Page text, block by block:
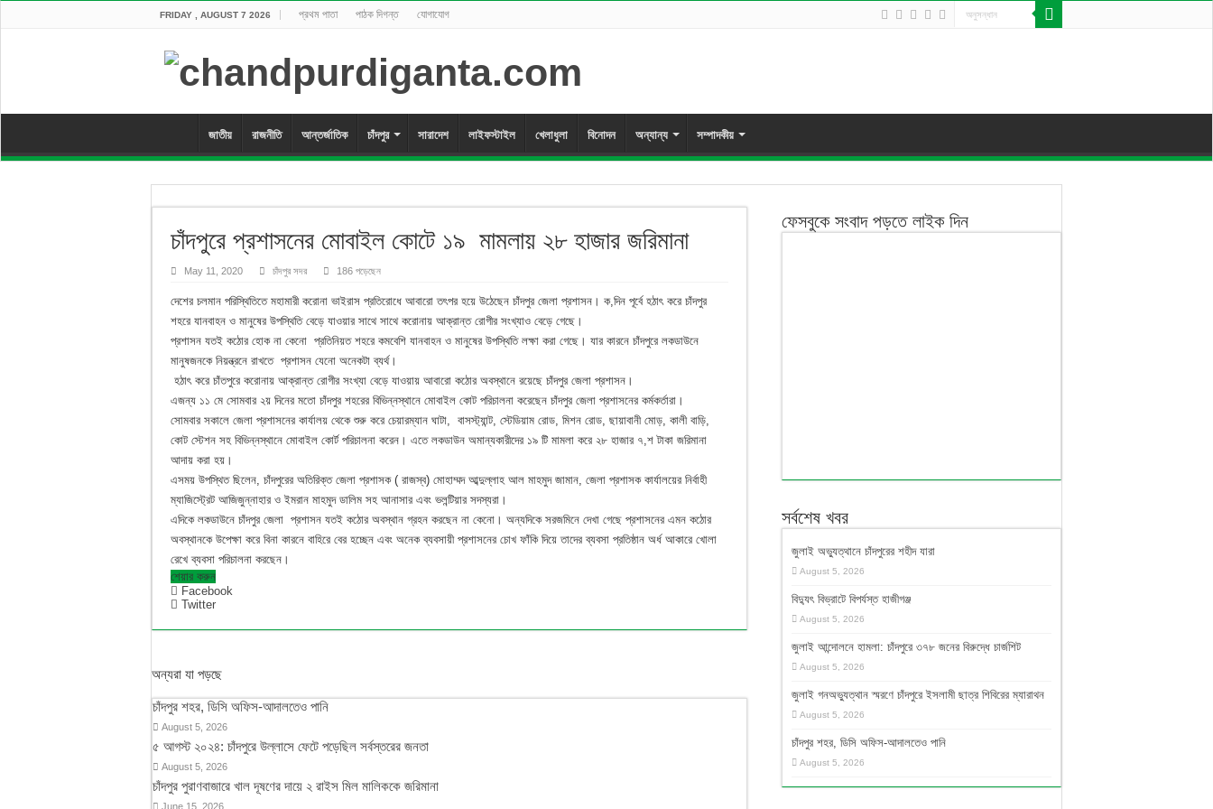
FRIDAY , AUGUST 7 2026 প্রথম পাতা পাঠক দিগন্ত যোগাযোগ
জাতীয় রাজনীতি আন্তর্জাতিক চাঁদপুর সারাদেশ লাইফস্টাইল খেলাধুলা বিনোদন অন্যান্য সম্পাদকীয়
চাঁদপুরে প্রশাসনের মোবাইল কোটে ১৯ মামলায় ২৮ হাজার জরিমানা
May 11, 2020 চাঁদপুর সদর 186 পড়েছেন
দেশের চলমান পরিস্থিতিতে মহামারী করোনা ভাইরাস প্রতিরোধে আবারো তৎপর হয়ে উঠেছেন চাঁদপুর জেলা প্রশাসন। ক,দিন পূর্বে হঠাৎ করে চাঁদপুর
শহরে যানবাহন ও মানুষের উপস্থিতি বেড়ে যাওয়ার সাথে সাথে করোনায় আক্রান্ত রোগীর সংখ্যাও বেড়ে গেছে।
প্রশাসন যতই কঠোর হোক না কেনো প্রতিনিয়ত শহরে কমবেশি যানবাহন ও মানুষের উপস্থিতি লক্ষা করা গেছে। যার কারনে চাঁদপুরে লকডাউনে
মানুষজনকে নিয়ন্ত্রনে রাখতে প্রশাসন যেনো অনেকটা ব্যর্থ।
হঠাৎ করে চাঁতপুরে করোনায় আক্রান্ত রোগীর সংখ্যা বেড়ে যাওয়ায় আবারো কঠোর অবস্থানে রয়েছে চাঁদপুর জেলা প্রশাসন।
এজন্য ১১ মে সোমবার ২য় দিনের মতো চাঁদপুর শহরের বিভিন্নস্থানে মোবাইল কোট পরিচালনা করেছেন চাঁদপুর জেলা প্রশাসনের কর্মকর্তারা।
সোমবার সকালে জেলা প্রশাসনের কার্যালয় থেকে শুরু করে চেয়ারম্যান ঘাটা, বাসস্ট্যান্ট, স্টেডিয়াম রোড, মিশন রোড, ছায়াবানী মোড়, কালী বাড়ি,
কোট স্টেশন সহ বিভিন্নস্থানে মোবাইল কোর্ট পরিচালনা করেন। এতে লকডাউন অমান্যকারীদের ১৯ টি মামলা করে ২৮ হাজার ৭,শ টাকা জরিমানা
আদায় করা হয়।
এসময় উপস্থিত ছিলেন, চাঁদপুরের অতিরিক্ত জেলা প্রশাসক ( রাজস্ব) মোহাম্মদ আব্দুল্লাহ আল মাহমুদ জামান, জেলা প্রশাসক কার্যালয়ের নির্বাহী
ম্যাজিস্ট্রেট আজিজুন্নাহার ও ইমরান মাহমুদ ডালিম সহ আনাসার এবং ভলন্টিয়ার সদস্যরা।
এদিকে লকডাউনে চাঁদপুর জেলা প্রশাসন যতই কঠোর অবস্থান গ্রহন করছেন না কেনো। অন্যদিকে সরজমিনে দেখা গেছে প্রশাসনের এমন কঠোর
অবস্থানকে উপেক্ষা করে বিনা কারনে বাহিরে বের হচ্ছেন এবং অনেক ব্যবসায়ী প্রশাসনের চোখ ফাঁকি দিয়ে তাদের ব্যবসা প্রতিষ্ঠান অর্ধ আকারে খোলা
রেখে ব্যবসা পরিচালনা করছেন।
শেয়ার করুন
Facebook
Twitter
অন্যরা যা পড়ছে
চাঁদপুর শহর, ডিসি অফিস-আদালতেও পানি
August 5, 2026
৫ আগস্ট ২০২৪: চাঁদপুরে উল্লাসে ফেটে পড়েছিল সর্বস্তরের জনতা
August 5, 2026
চাঁদপুর পুরাণবাজারে খাল দূষণের দায়ে ২ রাইস মিল মালিককে জরিমানা
June 15, 2026
ফেসবুকে সংবাদ পড়তে লাইক দিন
সর্বশেষ খবর
জুলাই অভ্যুত্থানে চাঁদপুরের শহীদ যারা
August 5, 2026
বিদ্যুৎ বিভ্রাটে বিপর্যস্ত হাজীগঞ্জ
August 5, 2026
জুলাই আন্দোলনে হামলা: চাঁদপুরে ৩৭৮ জনের বিরুদ্ধে চার্জশিট
August 5, 2026
জুলাই গনঅভ্যুত্থান স্মরণে চাঁদপুরে ইসলামী ছাত্র শিবিরের ম্যারাথন
August 5, 2026
চাঁদপুর শহর, ডিসি অফিস-আদালতেও পানি
August 5, 2026